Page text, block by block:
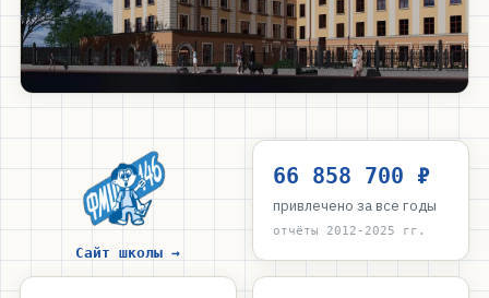
Сайт школы →
66 858 700 ₽
привлечено за все годы
отчёты 2012-2025 гг.